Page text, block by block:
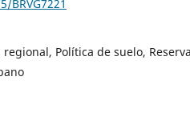
BRVG7221
Política de suelo, Reserva